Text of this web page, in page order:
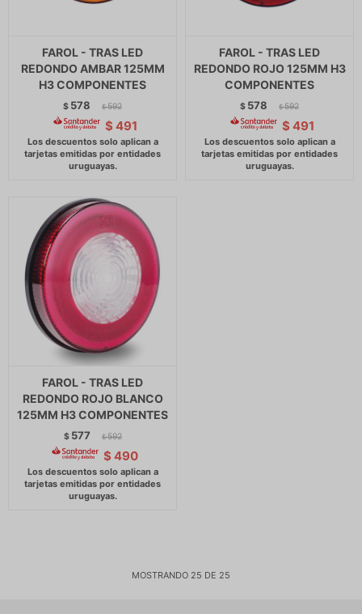
FAROL - TRAS LED
REDONDO AMBAR 125MM
H3 COMPONENTES
$ 578 $ 592
$ 491
FAROL - TRAS LED
REDONDO ROJO 125MM H3
COMPONENTES
$ 578 $ 592
$ 491
FAROL - TRAS LED
REDONDO ROJO BLANCO
125MM H3 COMPONENTES
$ 577 $ 592
$ 490
MOSTRANDO 25 DE 25